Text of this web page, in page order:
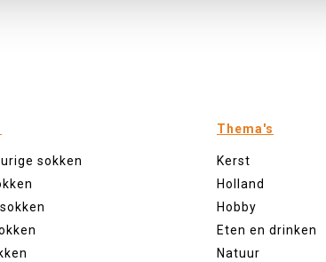
sokken
Thema's
Kerst
Holland
Hobby
Eten en drinken
Natuur